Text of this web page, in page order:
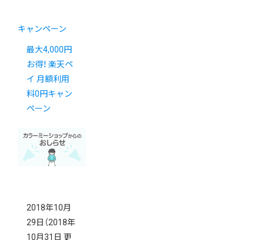
キャンペーン
最大4,000円
お得！ 楽天ペ
イ 月額利用
料0円キャン
ペーン
2018年10月
29日 （2018年
10月31日 更